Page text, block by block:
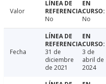
Valor
No
No
Fecha
31 de
diciembre
de 2021
3 de
abril de
2024